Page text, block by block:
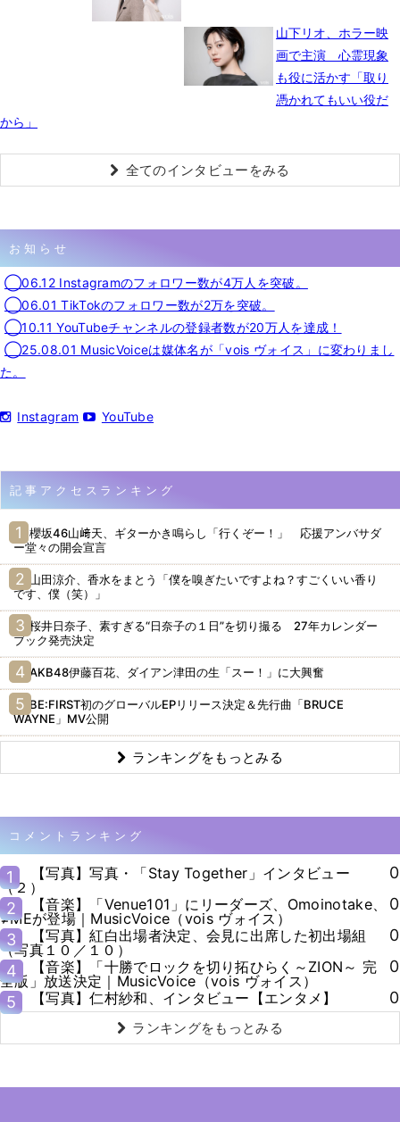
山下リオ、ホラー映
画で主演 心霊現象
も役に活かす「取り
憑かれてもいい役だ
から」
全てのインタビューをみる
お知らせ
◯06.12 Instagramのフォロワー数が4万人を突破。
◯06.01 TikTokのフォロワー数が2万を突破。
◯10.11 YouTubeチャンネルの登録者数が20万人を達成！
◯25.08.01 MusicVoiceは媒体名が「vois ヴォイス」に変わりまし
た。
Instagram YouTube
記事アクセスランキング
櫻坂46山﨑天、ギターかき鳴らし「行くぞー！」 応援アンバサダ
ー堂々の開会宣言
山田涼介、香水をまとう「僕を嗅ぎたいですよね？すごくいい香り
です、僕（笑）」
桜井日奈子、素すぎる“日奈子の１日”を切り撮る 27年カレンダー
ブック発売決定
AKB48伊藤百花、ダイアン津田の生「スー！」に大興奮
BE:FIRST初のグローバルEPリリース決定＆先行曲「BRUCE
WAYNE」MV公開
ランキングをもっとみる
コメントランキング
1
【写真】写真・「Stay Together」インタビュー
（２）
0
2
【音楽】「Venue101」にリーダーズ、Omoinotake、
≠MEが登場｜MusicVoice（vois ヴォイス）
0
3
【写真】紅白出場者決定、会見に出席した初出場組
（写真１０／１０）
0
4
【音楽】「十勝でロックを切り拓ひらく～ZION～ 完
全版」放送決定｜MusicVoice（vois ヴォイス）
0
5
【写真】仁村紗和、インタビュー【エンタメ】 0
ランキングをもっとみる